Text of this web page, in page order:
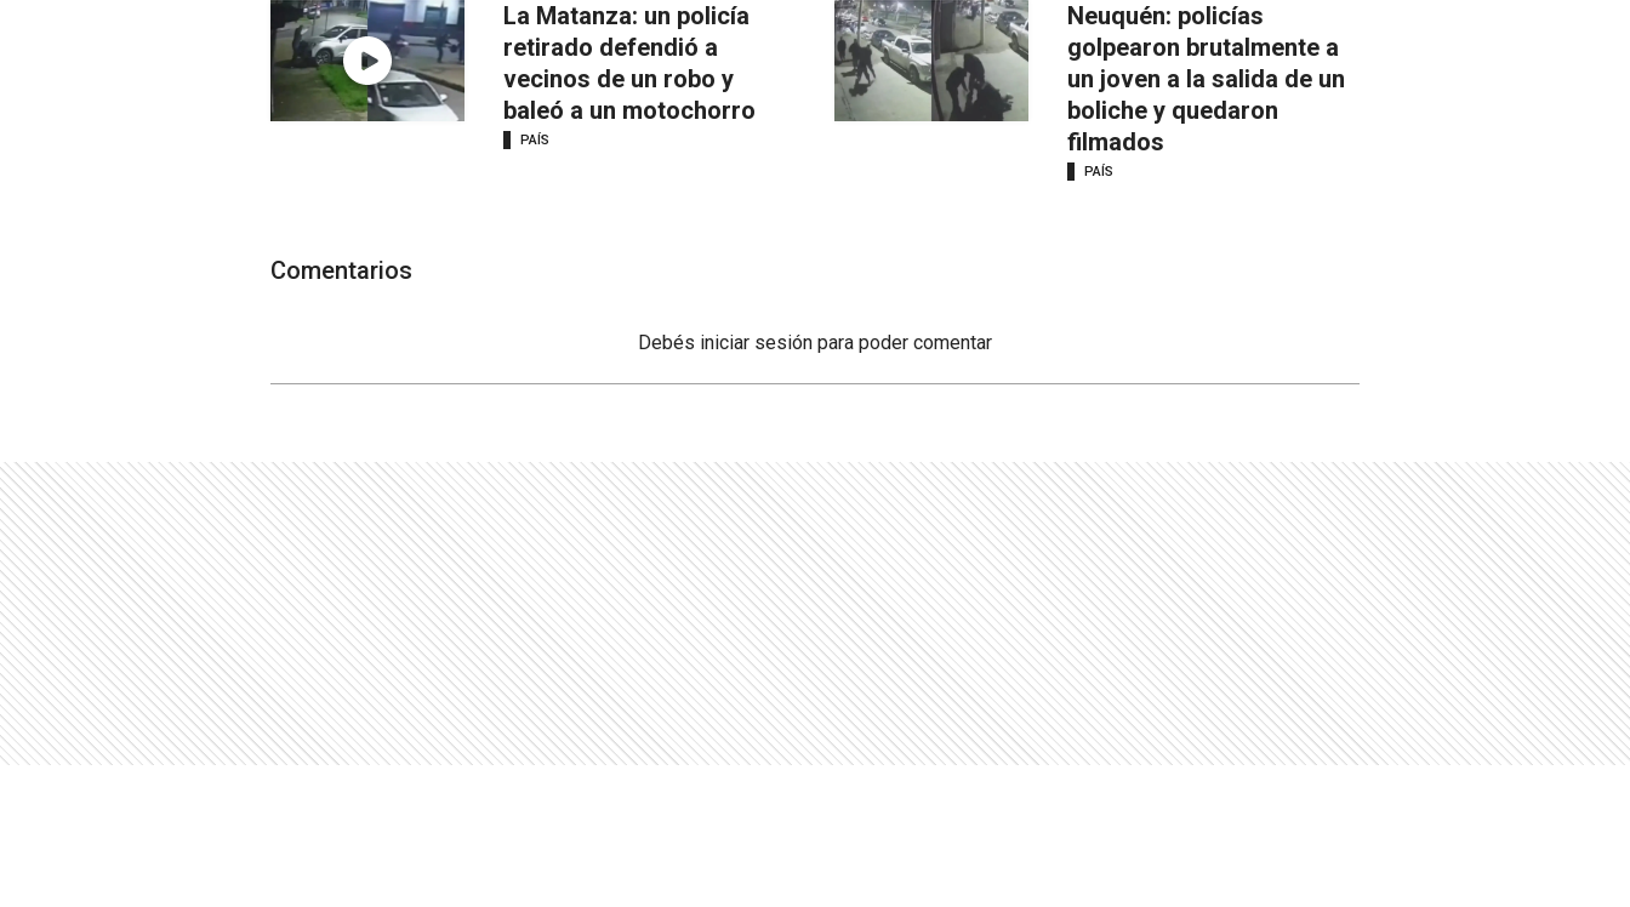
La Matanza: un policía
retirado defendió a
vecinos de un robo y
baleó a un motochorro
PAÍS
Neuquén: policías
golpearon brutalmente a
un joven a la salida de un
boliche y quedaron
filmados
PAÍS
Comentarios
Debés iniciar sesión para poder comentar